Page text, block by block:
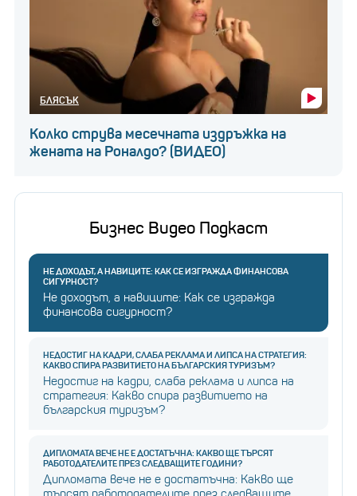
БЛЯСЪК
Колко струва месечната издръжка на
жената на Роналдо? (ВИДЕО)
Бизнес Видео Подкаст
НЕ ДОХОДЪТ, А НАВИЦИТЕ: КАК СЕ ИЗГРАЖДА ФИНАНСОВА
СИГУРНОСТ?
Не доходът, а навиците: Как се изгражда
финансова сигурност?
НЕДОСТИГ НА КАДРИ, СЛАБА РЕКЛАМА И ЛИПСА НА СТРАТЕГИЯ:
КАКВО СПИРА РАЗВИТИЕТО НА БЪЛГАРСКИЯ ТУРИЗЪМ?
Недостиг на кадри, слаба реклама и липса на
стратегия: Какво спира развитието на
българския туризъм?
ДИПЛОМАТА ВЕЧЕ НЕ Е ДОСТАТЪЧНА: КАКВО ЩЕ ТЪРСЯТ
РАБОТОДАТЕЛИТЕ ПРЕЗ СЛЕДВАЩИТЕ ГОДИНИ?
Дипломата вече не е достатъчна: Какво ще